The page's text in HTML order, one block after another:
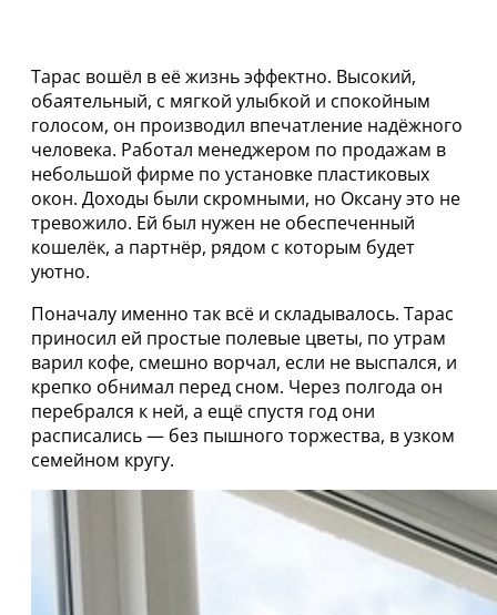
Тарас вошёл в её жизнь эффектно. Высокий,
обаятельный, с мягкой улыбкой и спокойным
голосом, он производил впечатление надёжного
человека. Работал менеджером по продажам в
небольшой фирме по установке пластиковых
окон. Доходы были скромными, но Оксану это не
тревожило. Ей был нужен не обеспеченный
кошелёк, а партнёр, рядом с которым будет
уютно.
Поначалу именно так всё и складывалось. Тарас
приносил ей простые полевые цветы, по утрам
варил кофе, смешно ворчал, если не выспался, и
крепко обнимал перед сном. Через полгода он
перебрался к ней, а ещё спустя год они
расписались — без пышного торжества, в узком
семейном кругу.